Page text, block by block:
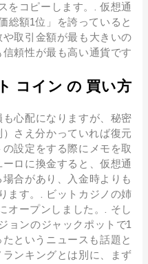
をコピーします。. 仮想通
総額1位」を誇っていると
取引金額が最も大きいの
頼性が最も高い通貨です。.
コイン の 買い方
心配になりますが、秘密
さえ分かっていれば復元
設定をする際にメモを取
ロに換金すると、仮想通
合があり、入金時よりも
ます。. ビットカジノの姉
ープンしました。. そし
ョンのジャックポットで1
というニュースも話題と
ンキングとは別に、まず